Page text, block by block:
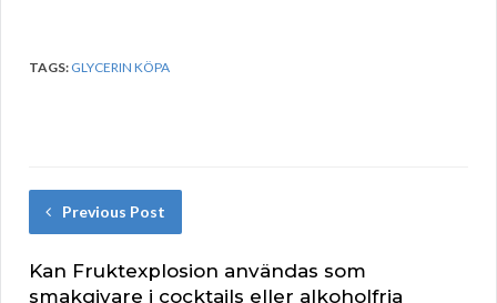
TAGS: GLYCERIN KÖPA
Previous Post
Kan Fruktexplosion användas som
smakgivare i cocktails eller alkoholfria